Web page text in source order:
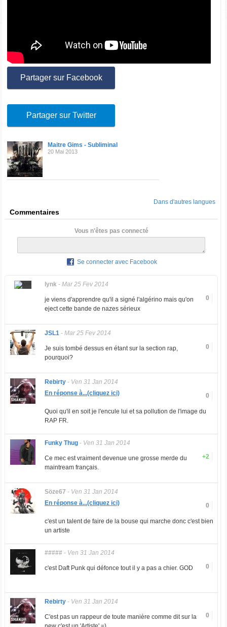
Partager sur Facebook
Partager sur Twitter
Maitre Gims - Subliminal
20 Mai 2013
Dans d'autres langues
Commentaires
Vous n'êtes pas connecté
Se connecter avec Facebook
lynk- Mar 25 Fev 2014
0
je viens d'apprendre qu'il a signé l'algérino mais qu'on
eject cette bande de nazes sérieux
JSL1- Mar 25 Fev 2014
0
Je suis tombé dessus en étant sur la section rap,
pourquoi?
Rebirty- Ven 31 Jan 2014
0
En réponse à...(cliquez ici)
Quoi qu'il en soit je l'encule lui et sa pollution de l'image du
RAP FR.
Funky Thug- Ven 31 Jan 2014
+2
Ce mec est vraiment devenue une grosse merde du
maintream français.
Söze67 - Ven 31 Jan 2014
0
En réponse à...(cliquez ici)
c'est un talent de faire de la bouse qui marche donc c'est bien
un artiste
#####- Ven 31 Jan 2014
0
c'est Daft Punk qui défonce tout il y a pas a chier. GOD
Rebirty- Ven 31 Jan 2014
0
C'est pas un rappeur de toute manière comme dit sur la